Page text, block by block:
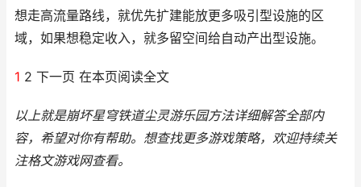
想走高流量路线，就优先扩建能放更多吸引型设施的区
域，如果想稳定收入，就多留空间给自动产出型设施。
1 2 下一页 在本页阅读全文
以上就是崩坏星穹铁道尘灵游乐园方法详细解答全部内
容，希望对你有帮助。 想查找更多游戏策略，欢迎持续关
注格文游戏网查看。